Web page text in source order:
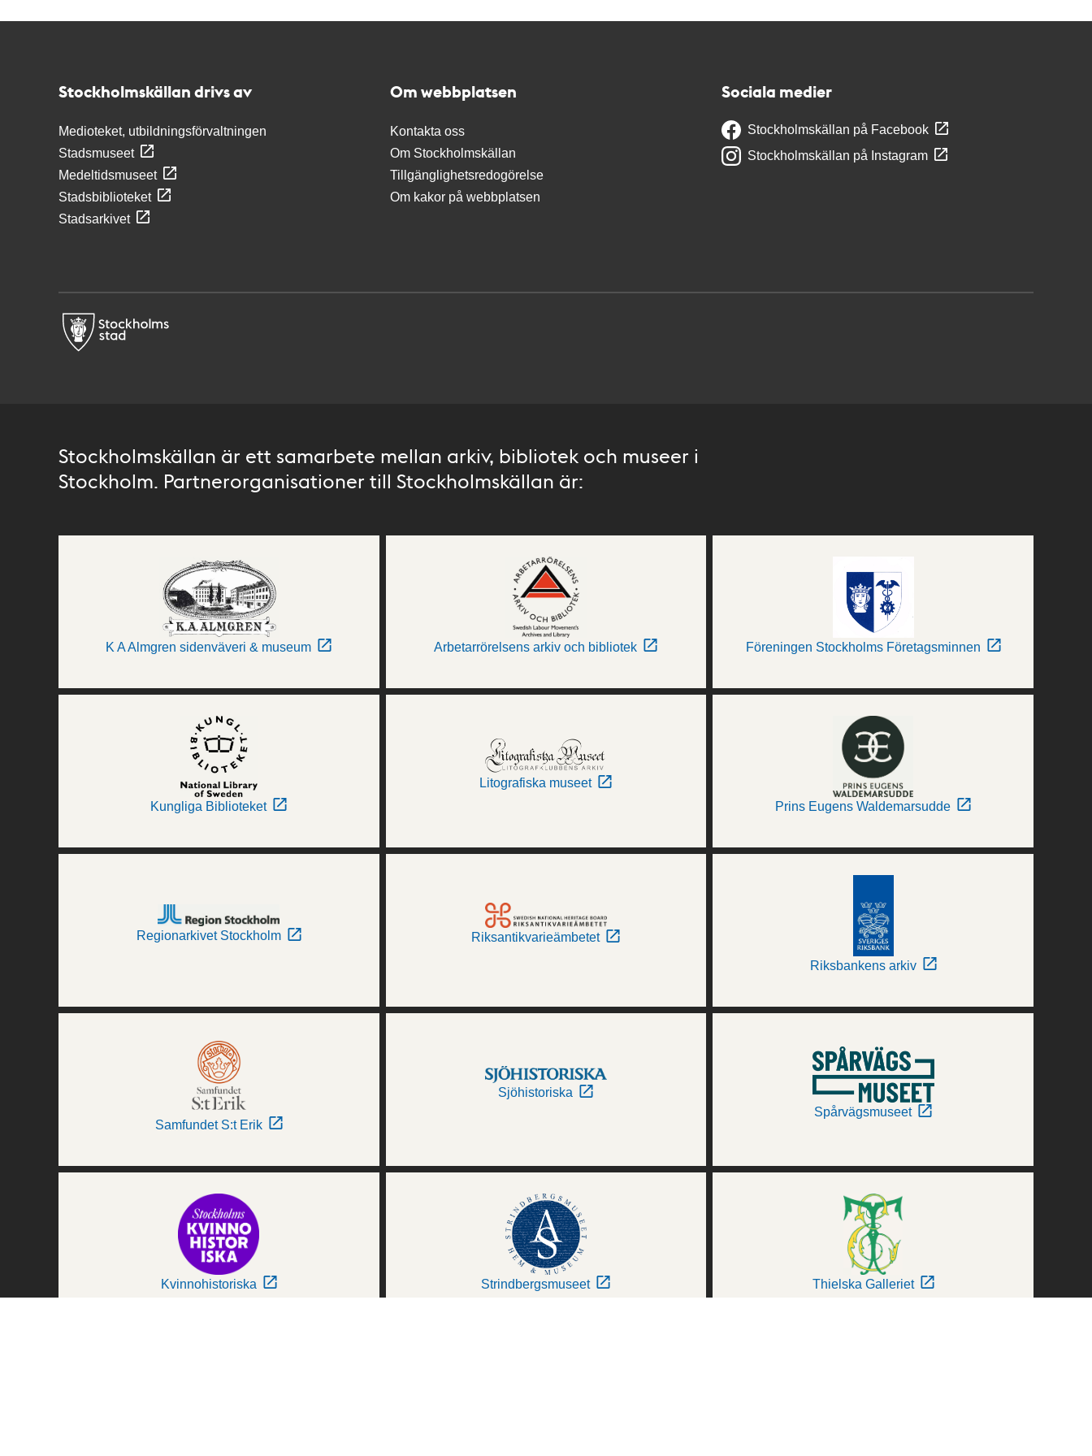
Stockholmskällan drivs av
Medioteket, utbildningsförvaltningen
Stadsmuseet
Medeltidsmuseet
Stadsbiblioteket
Stadsarkivet
Om webbplatsen
Kontakta oss
Om Stockholmskällan
Tillgänglighetsredogörelse
Om kakor på webbplatsen
Sociala medier
Stockholmskällan på Facebook
Stockholmskällan på Instagram
Stockholmskällan är ett samarbete mellan arkiv, bibliotek och museer i
Stockholm. Partnerorganisationer till Stockholmskällan är:
K A Almgren sidenväveri & museum Arbetarrörelsens arkiv och bibliotek Föreningen Stockholms Företagsminnen
Kungliga Biblioteket
Litografiska museet
Prins Eugens Waldemarsudde
Regionarkivet Stockholm Riksantikvarieämbetet
Riksbankens arkiv
Samfundet S:t Erik
Sjöhistoriska
Spårvägsmuseet
Kvinnohistoriska Strindbergsmuseet Thielska Galleriet